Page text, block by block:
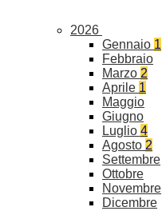
2026
Gennaio 1
Febbraio
Marzo 2
Aprile 1
Maggio
Giugno
Luglio 4
Agosto 2
Settembre
Ottobre
Novembre
Dicembre